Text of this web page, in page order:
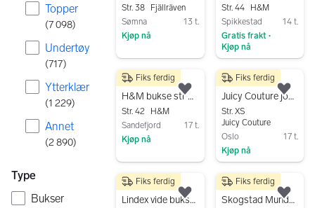
Topper
(7 098)
Undertøy
(717)
Ytterklær
(1 229)
Annet
(2 890)
Type
Bukser
Str. 38
Fjällräven
Sømna
13 t.
Kjøp nå
Gå til annonsen
Str. 44
H&M
Spikkestad
14 t.
Gratis frakt •
Kjøp nå
200 kr
H&M bukse str 42 flerfarget blomstrete bomull
Str. 42
H&M
Sandefjord
17 t.
Kjøp nå
Fiks ferdig
Legg til som favoritt.
Gå til annonsen
600 kr
Juicy Couture joggebukser dame XS flerfarget polyester
Str. XS
Juicy Couture
Oslo
17 t.
Kjøp nå
Fiks ferdig
200 kr
Lindex vide bukser XL flerfarget grønn/hvit viskose
Fiks ferdig
Legg til som favoritt.
100 kr
Skogstad Mundal turbukse dame M flerfarget nylon
Fiks ferdig